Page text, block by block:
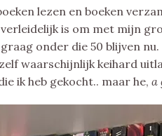
lezen en boeken
is om met mijn
onder die 50 blijven
waarschijnlijk keihard
ik heb gekocht.. maar he, a